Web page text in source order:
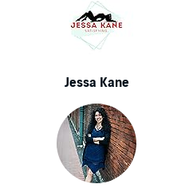
Jessa Kane